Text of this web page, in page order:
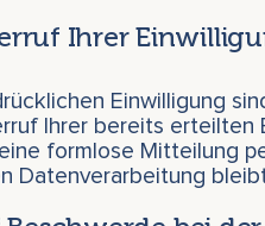
Ihrer
Einwilligung
Ihrer bereits
formlose Mitteilung
Datenverarbeitung